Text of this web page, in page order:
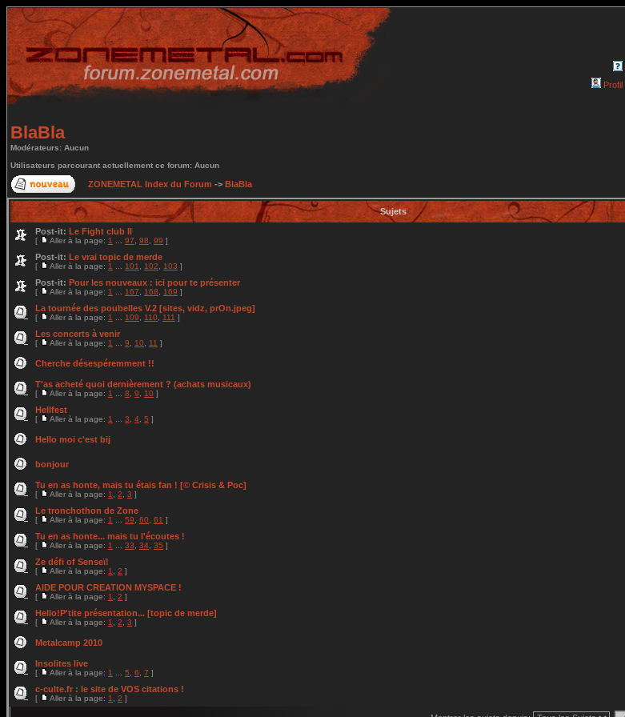
Profil
BlaBla
Modérateurs: Aucun
Utilisateurs parcourant actuellement ce forum: Aucun
ZONEMETAL Index du Forum -> BlaBla
Sujets
Post-it: Le Fight club II
[ Aller à la page: 1 97 98 99 ]
Post-it: Le vrai topic de merde
[ Aller à la page: 1 101 102 103 ]
Post-it: Pour les nouveaux : ici pour te présenter
[ Aller à la page: 1 167 168 169 ]
La tournée des poubelles V.2 [sites, vidz, prOn.jpeg]
[ Aller à la page: 1 109 110 111 ]
Les concerts à venir
[ Aller à la page: 1 9 10 11 ]
Cherche désespéremment !!
T'as acheté quoi dernièrement ? (achats musicaux)
[ Aller à la page: 1 8 9 10 ]
Hellfest
[ Aller à la page: 1 3 4 5 ]
Hello moi c'est bij
bonjour
Tu en as honte, mais tu étais fan ! [© Crisis & Poc]
[ Aller à la page: 1 2 3 ]
Le tronchothon de Zone
[ Aller à la page: 1 59 60 61 ]
Tu en as honte... mais tu l'écoutes !
[ Aller à la page: 1 33 34 35 ]
Ze défi of Senseï!
[ Aller à la page: 1 2 ]
AIDE POUR CREATION MYSPACE !
[ Aller à la page: 1 2 ]
Hello!P'tite présentation... [topic de merde]
[ Aller à la page: 1 2 3 ]
Metalcamp 2010
Insolites live
[ Aller à la page: 1 5 6 7 ]
c-culte.fr : le site de VOS citations !
[ Aller à la page: 1 2 ]